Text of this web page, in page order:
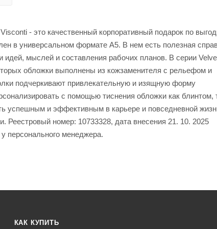
- это качественный корпоративный подарок по
в универсальном формате А5. В нем есть полезная
мыслей и составления рабочих планов. В серии
обложки выполнены из кожзаменителя с рельефом и
подчеркивают привлекательную и изящную форму
с помощью тиснения обложки как блинтом,
успешным и эффективным в карьере и повседневной
Реестровый номер: 10733328, дата внесения 21. 10. 2025
персонального менеджера.
КАК КУПИТЬ